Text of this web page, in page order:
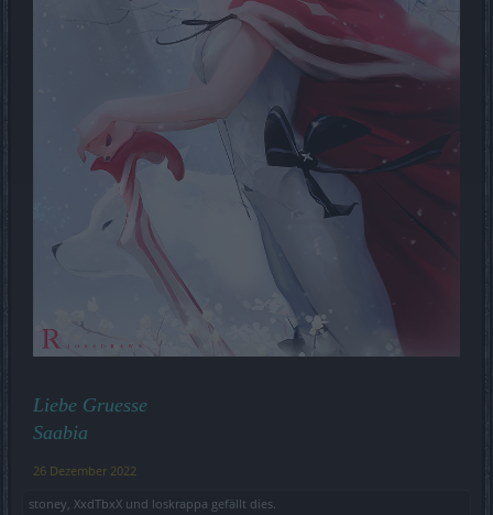
Liebe Gruesse
Saabia
26 Dezember 2022
stoney XxdTbxX und loskrappa gefällt dies.